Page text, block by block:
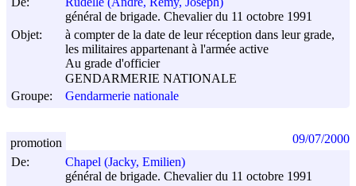
général de brigade. Chevalier du 11 octobre 1991
Objet:
à compter de la date de leur réception dans leur grade,
les militaires appartenant à l'armée active
Au grade d'officier
GENDARMERIE NATIONALE
Groupe:
Gendarmerie nationale
De:
Chapel (Jacky, Emilien)
général de brigade. Chevalier du 11 octobre 1991
promotion 09/07/2000